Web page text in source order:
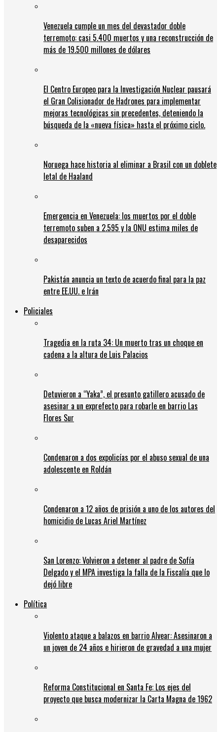
Venezuela cumple un mes del devastador doble
terremoto: casi 5.400 muertos y una reconstrucción de
más de 19.500 millones de dólares
El Centro Europeo para la Investigación Nuclear pausará
el Gran Colisionador de Hadrones para implementar
mejoras tecnológicas sin precedentes, deteniendo la
búsqueda de la «nueva física» hasta el próximo ciclo.
Noruega hace historia al eliminar a Brasil con un doblete
letal de Haaland
Emergencia en Venezuela: los muertos por el doble
terremoto suben a 2.595 y la ONU estima miles de
desaparecidos
Pakistán anuncia un texto de acuerdo final para la paz
entre EE.UU. e Irán
Policiales
Tragedia en la ruta 34: Un muerto tras un choque en
cadena a la altura de Luis Palacios
Detuvieron a “Yaka”, el presunto gatillero acusado de
asesinar a un exprefecto para robarle en barrio Las
Flores Sur
Condenaron a dos expolicías por el abuso sexual de una
adolescente en Roldán
Condenaron a 12 años de prisión a uno de los autores del
homicidio de Lucas Ariel Martínez
San Lorenzo: Volvieron a detener al padre de Sofía
Delgado y el MPA investiga la falla de la Fiscalía que lo
dejó libre
Política
Violento ataque a balazos en barrio Alvear: Asesinaron a
un joven de 24 años e hirieron de gravedad a una mujer
Reforma Constitucional en Santa Fe: Los ejes del
proyecto que busca modernizar la Carta Magna de 1962